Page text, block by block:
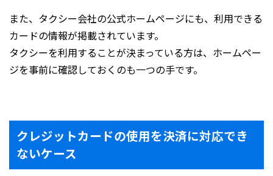
また、タクシー会社の公式ホームページにも、利用できる
カードの情報が掲載されています。
タクシーを利用することが決まっている方は、ホームペー
ジを事前に確認しておくのも一つの手です。
クレジットカードの使用を決済に対応でき
ないケース